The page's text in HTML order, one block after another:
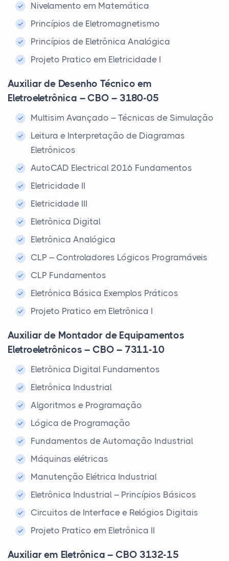
Nivelamento em Matemática
Princípios de Eletromagnetismo
Princípios de Eletrônica Analógica
Projeto Pratico em Eletricidade I
Auxiliar de Desenho Técnico em
Eletroeletrônica – CBO – 3180-05
Multisim Avançado – Técnicas de Simulação
Leitura e Interpretação de Diagramas
Eletrônicos
AutoCAD Electrical 2016 Fundamentos
Eletricidade II
Eletricidade III
Eletrônica Digital
Eletrônica Analógica
CLP – Controladores Lógicos Programáveis
CLP Fundamentos
Eletrônica Básica Exemplos Práticos
Projeto Pratico em Eletrônica I
Auxiliar de Montador de Equipamentos
Eletroeletrônicos – CBO – 7311-10
Eletrônica Digital Fundamentos
Eletrônica Industrial
Algoritmos e Programação
Lógica de Programação
Fundamentos de Automação Industrial
Máquinas elétricas
Manutenção Elétrica Industrial
Eletrônica Industrial – Princípios Básicos
Circuitos de Interface e Relógios Digitais
Projeto Pratico em Eletrônica II
Auxiliar em Eletrônica – CBO 3132-15